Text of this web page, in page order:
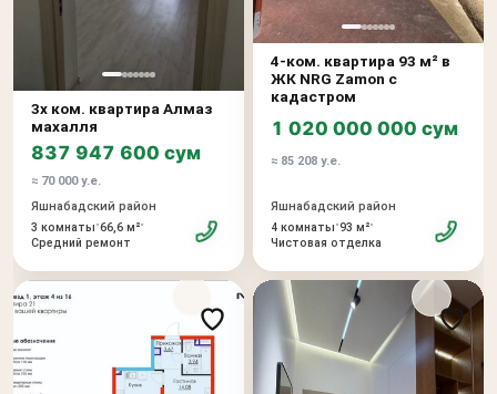
3х ком. квартира Алмаз
махалля
837 947 600 сум
≈ 70 000 у.е.
Яшнабадский район
3 комнаты•66,6 м²•
Средний ремонт
4-ком. квартира 93 м² в
ЖК NRG Zamon с
кадастром
1 020 000 000 сум
≈ 85 208 у.е.
Яшнабадский район
4 комнаты•93 м²•
Чистовая отделка